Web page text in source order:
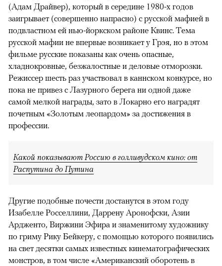
(Адам Драйвер), который в середине 1980-х годов
заигрывает (совершенно напрасно) с русской мафией в
подвластном ей нью-йоркском районе Квинс. Тема
русской мафии не впервые возникает у Грэя, но в этом
фильме русские показаны как очень опасные,
хладнокровные, безжалостные и деловые отморозки.
Режиссер шесть раз участвовал в каннском конкурсе, но
пока не привез с Лазурного берега ни одной даже
самой мелкой награды, зато в Локарно его наградят
почетным «Золотым леопардом» за достижения в
профессии.
Какой показывают Россию в голливудском кино: от
Распутина до Путина
Другие подобные почести достанутся в этом году
Изабелле Росселлини, Даррену Аронофски, Азии
Ардженто, Виржини Эфира и знаменитому художнику
по гриму Рику Бейкеру, с помощью которого появились
на свет десятки самых известных кинематографических
монстров, в том числе «Американский оборотень в